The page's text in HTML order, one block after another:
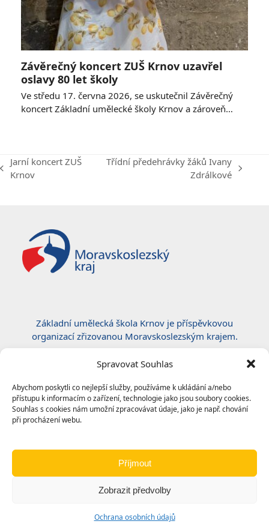
Spravovat Souhlas
Abychom poskytli co nejlepší služby, používáme k ukládání a/nebo
přístupu k informacím o zařízení, technologie jako jsou soubory cookies.
Souhlas s cookies nám umožní zpracovávat údaje, jako je např. chování
při procházení webu.
Příjmout
Zobrazit předvolby
Ochrana osobních údajů
Závěrečný koncert ZUŠ Krnov uzavřel
oslavy 80 let školy
Ve středu 17. června 2026, se uskutečnil Závěrečný
koncert Základní umělecké školy Krnov a zároveň…
previous
Jarní koncert ZUŠ
Krnov
Třídní předehrávky žáků Ivany
Zdrálkové
Základní umělecká škola Krnov je příspěvkovou
organizací zřizovanou Moravskoslezským krajem.
Certifikace ČSN EN ISO 50001:2019
Základní umělecká škola, Krnov